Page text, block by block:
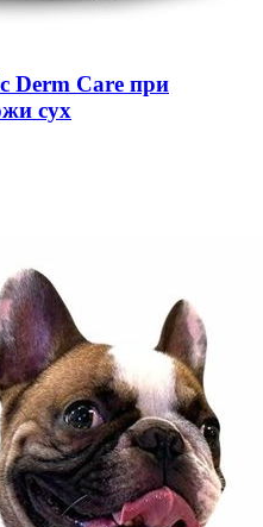
Derm Care при
сух